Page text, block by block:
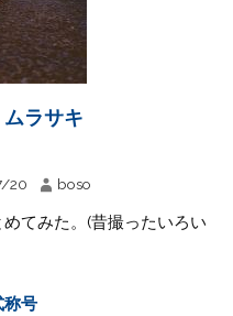
ラサキ
20 boso
てみた。(昔撮ったいろい
称号